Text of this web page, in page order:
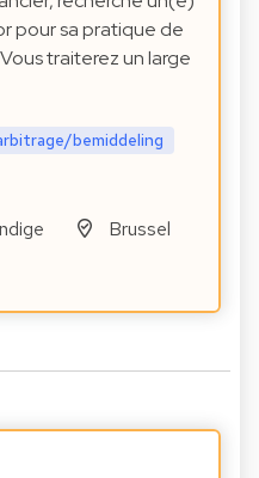
pour sa pratique de
traiterez un large
bemiddeling
Brussel